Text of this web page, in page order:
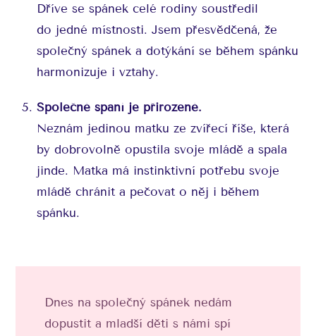
Dříve se spánek celé rodiny soustředil
do jedné místnosti. Jsem přesvědčená, že
společný spánek a dotýkání se během spánku
harmonizuje i vztahy.
Společné spaní je přirozené.
Neznám jedinou matku ze zvířecí říše, která
by dobrovolně opustila svoje mládě a spala
jinde. Matka má instinktivní potřebu svoje
mládě chránit a pečovat o něj i během
spánku.
Dnes na společný spánek nedám
dopustit a mladší děti s námi spí